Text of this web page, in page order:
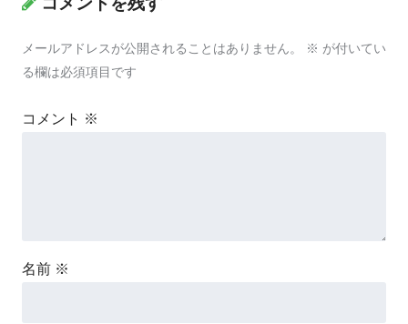
メールアドレスが公開されることはありません。 ※ が付いてい
る欄は必須項目です
コメント ※
名前 ※